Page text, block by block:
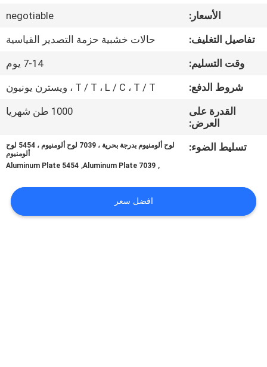
المعمل
اطلب
اقتباس
الموقع
الأسعار:
negotiable
تفاصيل التغليف:
حالات خشبية حزمة التصدير القياسية
وقت التسليم:
7-14 يوم
شروط الدفع:
T / T ، L / C ، T / T ، ويسترن يونيون
القدرة على
العرض:
1000 طن شهريا
تسليط الضوء:
لوح ألومنيوم بدرجة بحرية ، 7039 لوح ألومنيوم ، 5454 لوح
ألومنيوم
,
7039 Aluminum Plate
,
5454 Aluminum Plate
افضل سعر